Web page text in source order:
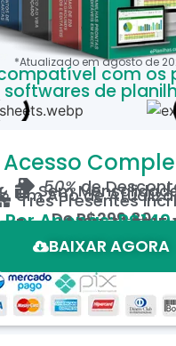
*Atualizado emagostode
compatível com os
softwares de
Acesso
50%de
Sem
Um Ano de
Três Presentes
DeR$299,80
Por Apenas:
Em até 12X de
*Oferta válida por tempo
BAIXAR AGORA